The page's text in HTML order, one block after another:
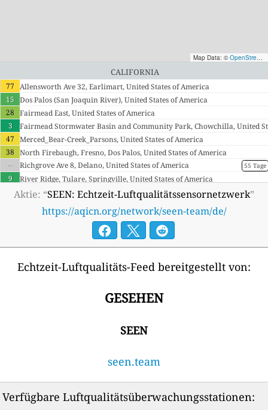
Map Data: © OpenStreetMap contributors
California
77 Allensworth Ave 32, Earlimart, United States of America
15 Dos Palos (San Joaquin River), United States of America
28 Fairmead East, United States of America
3
Fairmead Stormwater Basin and Community Park, Chowchilla, United St
ates of America
47 Merced_Bear-Creek_Parsons, United States of America
38 North Firebaugh, Fresno, Dos Palos, United States of America
--
55 Tage
Richgrove Ave 8, Delano, United States of America
9
River Ridge, Tulare, Springville, United States of America
16 Tage
Visalia (St.Johns River), United States of America
Visalia Center, United States of America
Wukchumni Farms, Visalia, United States of America
Aktie: “SEEN: Echtzeit-Luftqualitätssensornetzwerk”
https://aqicn.org/network/seen-team/de/
Echtzeit-Luftqualitäts-Feed bereitgestellt von:
GESEHEN
SEEN
seen.team
Verfügbare Luftqualitätsüberwachungsstationen: